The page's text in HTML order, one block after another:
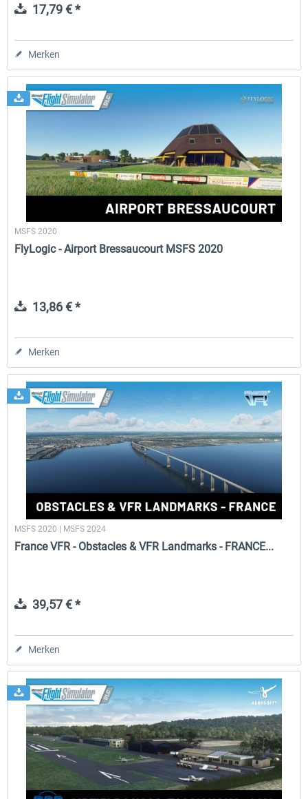
17,79 € *
Merken
MSFS 2020
FlyLogic - Airport Bressaucourt MSFS 2020
13,86 € *
Merken
MSFS 2020 | MSFS 2024
France VFR - Obstacles & VFR Landmarks - FRANCE...
39,57 € *
Merken